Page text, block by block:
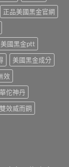
正品美國黑金官網
美國黑金ptt
美國黑金成分
效
華佗神丹
雙效威而鋼